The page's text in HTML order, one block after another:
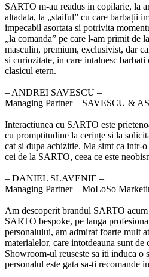
SARTO m-au readus in copilarie, la
altadata, la „staiful” cu care barbații
impecabil asortata si potrivita
„la comanda” pe care l-am primit de
masculin, premium, exclusivist, dar
si curiozitate, in care intalnesc barbati
clasicul etern.
‒ ANDREI SAVESCU –
Managing Partner – SAVESCU &
Interactiunea cu SARTO este
cu promptitudine la cerințe si la
cat și dupa achizitie. Ma simt ca intr-
cei de la SARTO, ceea ce este
‒ DANIEL SLAVENIE –
Managing Partner – MoLoSo
Am descoperit brandul SARTO
SARTO bespoke, pe langa
personalului, am admirat foarte mult
materialelor, care intotdeauna sunt de
Showroom-ul reuseste sa iti induca o
personalul este gata sa-ti recomande